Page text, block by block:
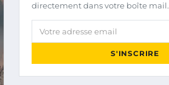
directement dans votre boîte mail.
Votre adresse email
S'INSCRIRE